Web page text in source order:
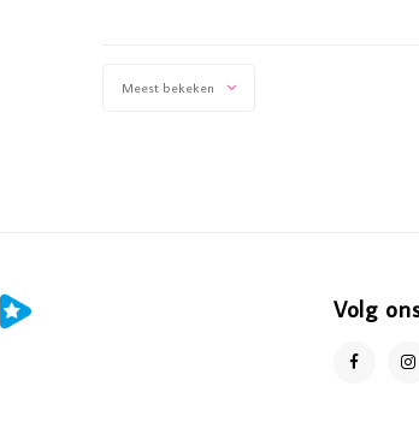
Meest bekeken
Volg